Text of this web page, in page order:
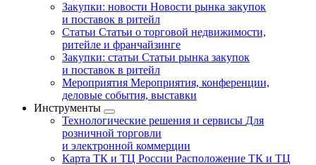
Закупки: новости Новости рынка закупок
и поставок в ритейл
Статьи Статьи о торговой недвижимости,
ритейле и франчайзинге
Закупки: статьи Статьи рынка закупок
и поставок в ритейл
Мероприятия Мероприятия, конференции,
деловые события, выставки
Инструменты
Технологические решения и сервисы Для
розничной торговли
и электронной коммерции
Карта ТК и ТЦ России Расположение ТК и ТЦ